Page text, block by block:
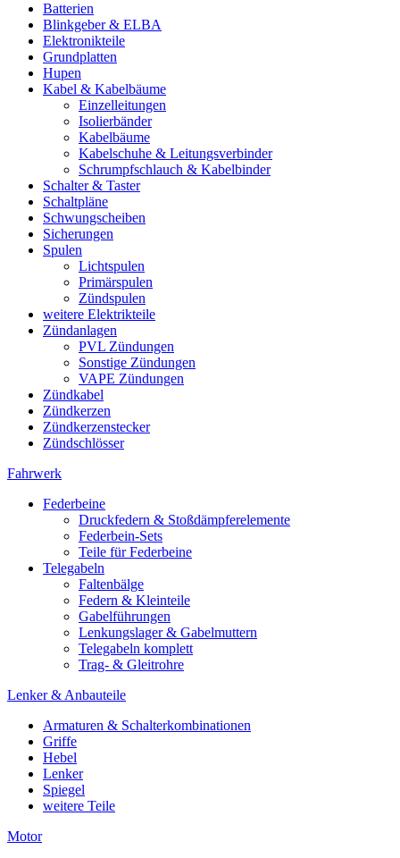
Batterien
Blinkgeber & ELBA
Elektronikteile
Grundplatten
Hupen
Kabel & Kabelbäume
Einzelleitungen
Isolierbänder
Kabelbäume
Kabelschuhe & Leitungsverbinder
Schrumpfschlauch & Kabelbinder
Schalter & Taster
Schaltpläne
Schwungscheiben
Sicherungen
Spulen
Lichtspulen
Primärspulen
Zündspulen
weitere Elektrikteile
Zündanlagen
PVL Zündungen
Sonstige Zündungen
VAPE Zündungen
Zündkabel
Zündkerzen
Zündkerzenstecker
Zündschlösser
Fahrwerk
Federbeine
Druckfedern & Stoßdämpferelemente
Federbein-Sets
Teile für Federbeine
Telegabeln
Faltenbälge
Federn & Kleinteile
Gabelführungen
Lenkungslager & Gabelmuttern
Telegabeln komplett
Trag- & Gleitrohre
Lenker & Anbauteile
Armaturen & Schalterkombinationen
Griffe
Hebel
Lenker
Spiegel
weitere Teile
Motor